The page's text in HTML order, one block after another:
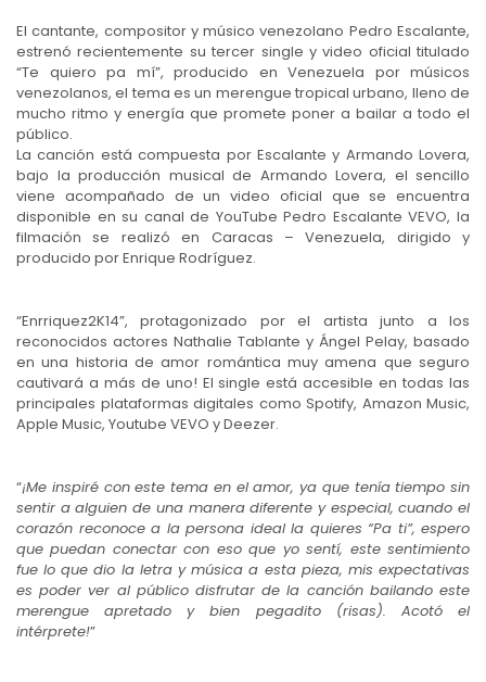
El cantante, compositor y músico venezolano Pedro Escalante,
estrenó recientemente su tercer single y video oficial titulado
“Te quiero pa mí”, producido en Venezuela por músicos
venezolanos, el tema es un merengue tropical urbano, lleno de
mucho ritmo y energía que promete poner a bailar a todo el
público.
La canción está compuesta por Escalante y Armando Lovera,
bajo la producción musical de Armando Lovera, el sencillo
viene acompañado de un video oficial que se encuentra
disponible en su canal de YouTube Pedro Escalante VEVO, la
filmación se realizó en Caracas – Venezuela, dirigido y
producido por Enrique Rodríguez.
“Enrriquez2K14”, protagonizado por el artista junto a los
reconocidos actores Nathalie Tablante y Ángel Pelay, basado
en una historia de amor romántica muy amena que seguro
cautivará a más de uno! El single está accesible en todas las
principales plataformas digitales como Spotify, Amazon Music,
Apple Music, Youtube VEVO y Deezer.
“¡Me inspiré con este tema en el amor, ya que tenía tiempo sin
sentir a alguien de una manera diferente y especial, cuando el
corazón reconoce a la persona ideal la quieres “Pa ti”, espero
que puedan conectar con eso que yo sentí, este sentimiento
fue lo que dio la letra y música a esta pieza, mis expectativas
es poder ver al público disfrutar de la canción bailando este
merengue apretado y bien pegadito (risas). Acotó el
intérprete!”